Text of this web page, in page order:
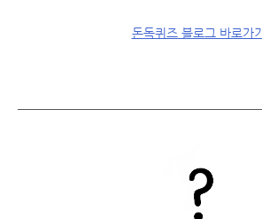
돈독퀴즈 블로그 바로가기